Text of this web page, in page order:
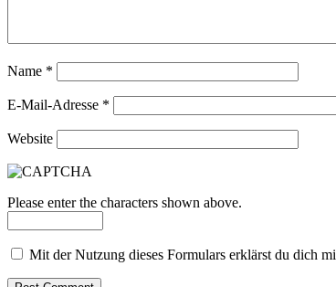
Name *
E-Mail-Adresse *
Website
Please enter the characters shown above.
Mit der Nutzung dieses Formulars erklärst du dich